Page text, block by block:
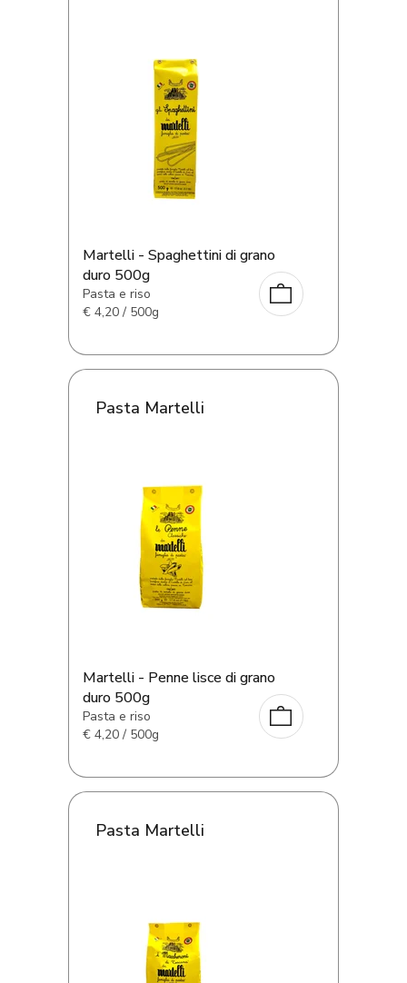
Martelli - Spaghettini di grano
duro 500g
Pasta e riso
€ 4,20 / 500g
Pasta Martelli
Martelli - Penne lisce di grano
duro 500g
Pasta e riso
€ 4,20 / 500g
Pasta Martelli